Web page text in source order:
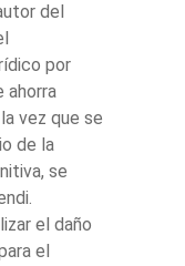
del
por
ahorra
vez que se
de la
se
el daño
el